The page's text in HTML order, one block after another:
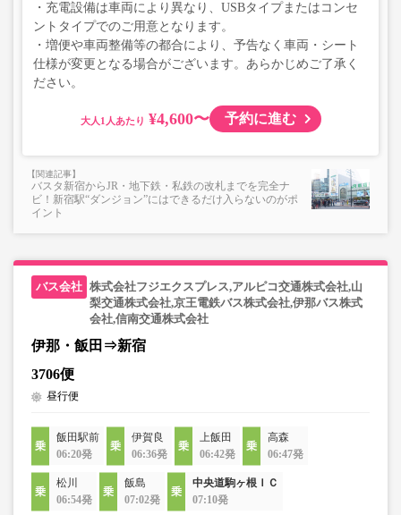
・充電設備は車両により異なり、USBタイプまたはコンセ
ントタイプでのご用意となります。
・増便や車両整備等の都合により、予告なく車両・シート
仕様が変更となる場合がございます。あらかじめご了承く
ださい。
大人 ¥4,600〜 予約に進む
バスタ新宿からJR・地下鉄・私鉄の改札までを完全ナ
ビ！新宿駅“ダンジョン”にはできるだけ入らないのがポ
イント
株式会社フジエクスプレス,アルピコ交通株式会社,山
梨交通株式会社,京王電鉄バス株式会社,伊那バス株式
会社,信南交通株式会社
伊那・飯田⇒新宿
3706便
昼行便
飯田駅前
06:20発
伊賀良
06:36発
上飯田
06:42発
高森
06:47発
松川
06:54発
飯島
07:02発
中央道駒ヶ根ＩＣ
07:10発